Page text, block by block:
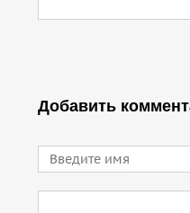
Добавить
Имя